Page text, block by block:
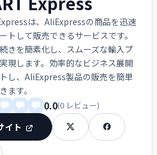
は、AliExpressの商品を迅速
トして販売できるサービスです。
きを簡素化し、スムーズな輸入プ
現します。効率的なビジネス展開
し、AliExpress製品の販売を簡単
ます。
0.0(0 レビュー)
イト